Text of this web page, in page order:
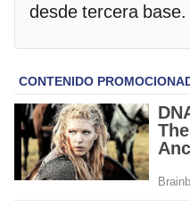
desde tercera base.